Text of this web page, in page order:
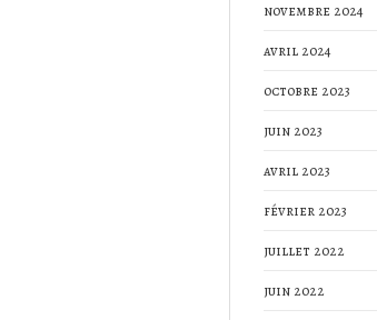
novembre 2024
avril 2024
octobre 2023
juin 2023
avril 2023
février 2023
juillet 2022
juin 2022